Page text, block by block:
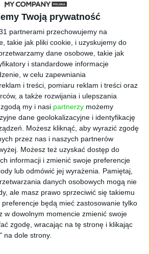
Twoją prywatność
partnerami przechowujemy na
takie jak pliki cookie, i uzyskujemy do
dane osobowe, takie jak
i standardowe informacje
w celu zapewniania
i treści, pomiaru reklam i treści oraz
a także rozwijania i ulepszania
my i nasi partnerzy możemy
dane geolokalizacyjne i identyfikację
Możesz kliknąć, aby wyrazić zgodę
przez nas i naszych partnerów
Możesz też uzyskać dostęp do
informacji i zmienić swoje preferencje
lub odmówić jej wyrażenia. Pamiętaj,
danych osobowych mogą nie
ale masz prawo sprzeciwić się takiemu
będą mieć zastosowanie tylko
w dowolnym momencie zmienić swoje
zgodę, wracając na tę stronę i klikając
na dole strony.
Marki Godne
01.06.2021